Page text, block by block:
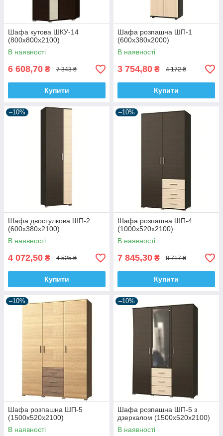
Шафа кутова ШКУ-14
(800х800х2100)
В наявності
6 608,70 ₴ 7 343 ₴
Купити
Шафа розпашна ШП-1
(600х380х2000)
В наявності
3 754,80 ₴ 4 172 ₴
Купити
–10%
Шафа двостулкова ШП-2
(600х380х2100)
В наявності
4 072,50 ₴ 4 525 ₴
Купити
–10%
Шафа розпашна ШП-4
(1000х520х2100)
В наявності
7 845,30 ₴ 8 717 ₴
Купити
–10%
Шафа розпашна ШП-5
(1500х520х2100)
В наявності
–10%
Шафа розпашна ШП-5 з
дзеркалом (1500х520х2100)
В наявності